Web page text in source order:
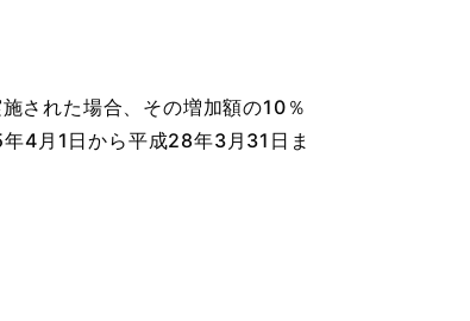
された場合、その増加額の10％
4月1日から平成28年3月31日ま